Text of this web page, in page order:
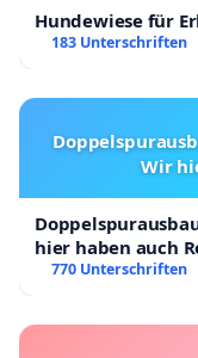
Hundewiese für
183 Unterschriften
Wir
hier haben auch
770 Unterschriften